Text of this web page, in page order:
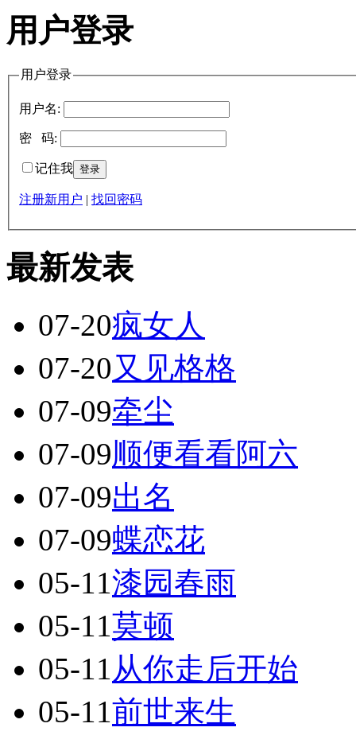
用户登录
用户登录
用户名:
密 码:
记住我
注册新用户 | 找回密码
最新发表
07-20疯女人
07-20又见格格
07-09牵尘
07-09顺便看看阿六
07-09出名
07-09蝶恋花
05-11漆园春雨
05-11莫顿
05-11从你走后开始
05-11前世来生